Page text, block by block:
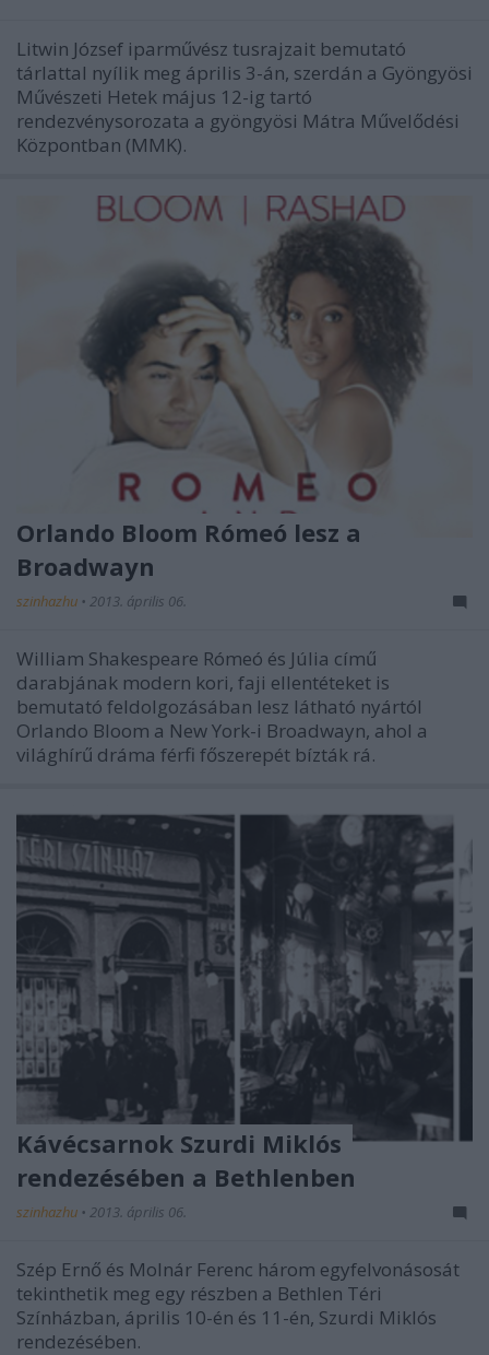
Litwin József iparművész tusrajzait bemutató
tárlattal nyílik meg április 3-án, szerdán a Gyöngyösi
Művészeti Hetek május 12-ig tartó
rendezvénysorozata a gyöngyösi Mátra Művelődési
Központban (MMK).
Orlando Bloom Rómeó lesz a
Broadwayn
szinhazhu • 2013. április 06.
William Shakespeare Rómeó és Júlia című
darabjának modern kori, faji ellentéteket is
bemutató feldolgozásában lesz látható nyártól
Orlando Bloom a New York-i Broadwayn, ahol a
világhírű dráma férfi főszerepét bízták rá.
Kávécsarnok Szurdi Miklós
rendezésében a Bethlenben
szinhazhu • 2013. április 06.
Szép Ernő és Molnár Ferenc három egyfelvonásosát
tekinthetik meg egy részben a Bethlen Téri
Színházban, április 10-én és 11-én, Szurdi Miklós
rendezésében.